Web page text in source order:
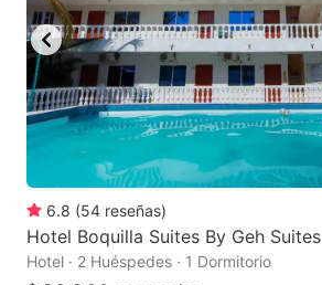
6.8 (54 reseñas)
Hotel Boquilla Suites By Geh Suites
Hotel · 2 Huéspedes · 1 Dormitorio